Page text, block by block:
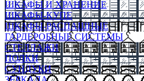
ШКАФЫ И ХРАНЕНИЕ
ШКАФЫ-КУПЕ
ШКАФЫ-РАСПАШНЫЕ
ГАРДЕРОБНЫЕ СИСТЕМЫ
СТЕЛЛАЖИ
ПОЛКИ
СУНДУКИ